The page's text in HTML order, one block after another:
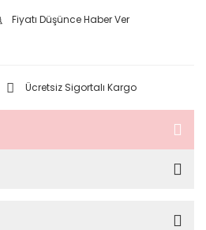
Fiyatı Düşünce Haber Ver
Ücretsiz Sigortalı Kargo